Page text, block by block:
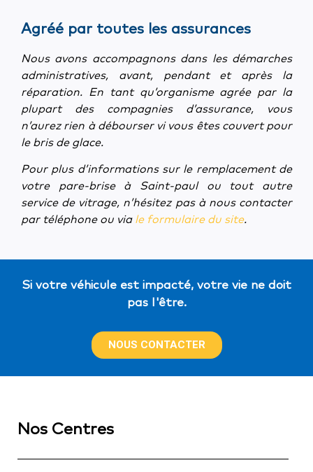
Agréé par toutes les assurances
Nous avons accompagnons dans les démarches
administratives, avant, pendant et après la
réparation. En tant qu’organisme agrée par la
plupart des compagnies d’assurance, vous
n’aurez rien à débourser vi vous êtes couvert pour
le bris de glace.
Pour plus d’informations sur le remplacement de
votre pare-brise à Saint-paul ou tout autre
service de vitrage, n’hésitez pas à nous contacter
par téléphone ou via le formulaire du site.
Si votre véhicule est impacté, votre vie ne doit
pas l'être.
NOUS CONTACTER
Nos Centres